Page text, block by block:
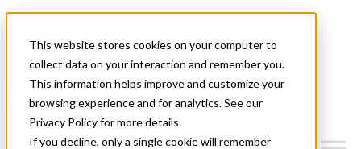
This website stores cookies on your computer to
collect data on your interaction and remember you.
This information helps improve and customize your
browsing experience and for analytics. See our
Privacy Policy for more details.
If you decline, only a single cookie will remember
News & Events
Get Started
Menu